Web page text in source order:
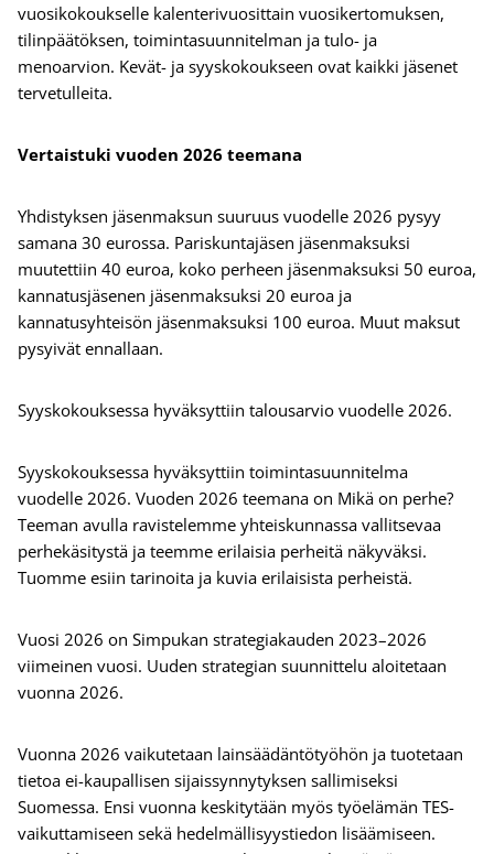
vuosikokoukselle kalenterivuosittain vuosikertomuksen,
tilinpäätöksen, toimintasuunnitelman ja tulo- ja
menoarvion. Kevät- ja syyskokoukseen ovat kaikki jäsenet
tervetulleita.
Vertaistuki vuoden 2026 teemana
Yhdistyksen jäsenmaksun suuruus vuodelle 2026 pysyy
samana 30 eurossa. Pariskuntajäsen jäsenmaksuksi
muutettiin 40 euroa, koko perheen jäsenmaksuksi 50 euroa,
kannatusjäsenen jäsenmaksuksi 20 euroa ja
kannatusyhteisön jäsenmaksuksi 100 euroa. Muut maksut
pysyivät ennallaan.
Syyskokouksessa hyväksyttiin talousarvio vuodelle 2026.
Syyskokouksessa hyväksyttiin toimintasuunnitelma
vuodelle 2026. Vuoden 2026 teemana on Mikä on perhe?
Teeman avulla ravistelemme yhteiskunnassa vallitsevaa
perhekäsitystä ja teemme erilaisia perheitä näkyväksi.
Tuomme esiin tarinoita ja kuvia erilaisista perheistä.
Vuosi 2026 on Simpukan strategiakauden 2023–2026
viimeinen vuosi. Uuden strategian suunnittelu aloitetaan
vuonna 2026.
Vuonna 2026 vaikutetaan lainsäädäntötyöhön ja tuotetaan
tietoa ei-kaupallisen sijaissynnytyksen sallimiseksi
Suomessa. Ensi vuonna keskitytään myös työelämän TES-
vaikuttamiseen sekä hedelmällisyystiedon lisäämiseen.